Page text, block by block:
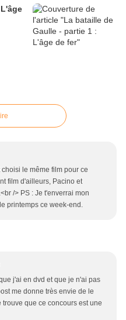
le même film pour ce
film d'ailleurs, Pacino et
/> PS : Je t'enverrai mon
printemps ce week-end.
j'ai en dvd et que je n'ai pas
me donne très envie de le
trouve que ce concours est une